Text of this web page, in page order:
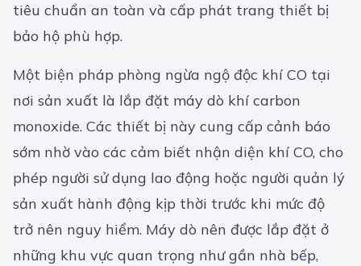
tiêu chuẩn an toàn và cấp phát trang thiết bị
bảo hộ phù hợp.
Một biện pháp phòng ngừa ngộ độc khí CO tại
nơi sản xuất là lắp đặt máy dò khí carbon
monoxide. Các thiết bị này cung cấp cảnh báo
sớm nhờ vào các cảm biết nhận diện khí CO, cho
phép người sử dụng lao động hoặc người quản lý
sản xuất hành động kịp thời trước khi mức độ
trở nên nguy hiểm. Máy dò nên được lắp đặt ở
những khu vực quan trọng như gần nhà bếp,